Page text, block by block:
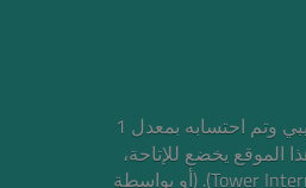
السعر باليورو تقريبي وتم احتسابه بمعدل 1
الموقع يخضع للإتاحة،
ولا تمثل عرضًا وقد يتم سحبها أو تعديلها بواسطة شركة تاور إنترناشيونال (Tower International Kft). (أو بواسطة